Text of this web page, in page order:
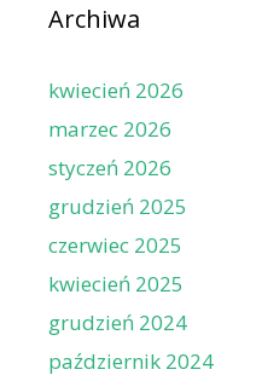
Archiwa
kwiecień 2026
marzec 2026
styczeń 2026
grudzień 2025
czerwiec 2025
kwiecień 2025
grudzień 2024
październik 2024